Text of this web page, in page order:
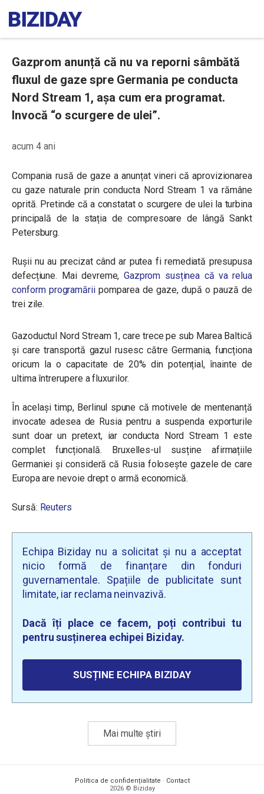
Gazprom anunță că nu va reporni sâmbătă
fluxul de gaze spre Germania pe conducta
Nord Stream 1, așa cum era programat.
Invocă “o scurgere de ulei”.
acum 4 ani
Compania rusă de gaze a anunțat vineri că aprovizionarea
cu gaze naturale prin conducta Nord Stream 1 va rămâne
oprită. Pretinde că a constatat o scurgere de ulei la turbina
principală de la stația de compresoare de lângă Sankt
Petersburg.
Rușii nu au precizat când ar putea fi remediată presupusa
defecțiune. Mai devreme, Gazprom susținea că va relua
conform programăriipomparea de gaze, după o pauză de
trei zile.
Gazoductul Nord Stream 1, care trece pe sub Marea Baltică
și care transportă gazul rusesc către Germania, funcționa
oricum la o capacitate de 20% din potențial, înainte de
ultima întrerupere a fluxurilor.
În același timp, Berlinul spune că motivele de mentenanță
invocate adesea de Rusia pentru a suspenda exporturile
sunt doar un pretext, iar conducta Nord Stream 1 este
complet funcțională. Bruxelles-ul susține afirmațiile
Germaniei și consideră că Rusia folosește gazele de care
Europa are nevoie drept o armă economică.
Sursă: Reuters
Echipa Biziday nu a solicitat și nu a acceptat
nicio formă de finanțare din fonduri
guvernamentale. Spațiile de publicitate sunt
limitate, iar reclama neinvazivă.
Dacă îți place ce facem, poți contribui tu
pentru susținerea echipei Biziday.
SUSȚINE ECHIPA BIZIDAY
Mai multe știri
Politica de confidențialitate · Contact
2026 © Biziday